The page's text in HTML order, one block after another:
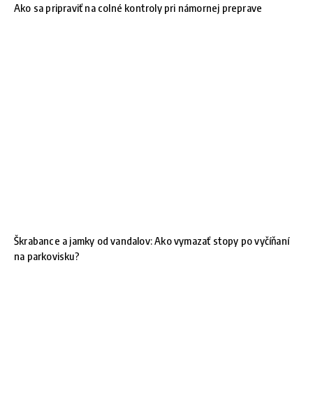
Ako sa pripraviť na colné kontroly pri námornej preprave
Škrabance a jamky od vandalov: Ako vymazať stopy po vyčíňaní
na parkovisku?